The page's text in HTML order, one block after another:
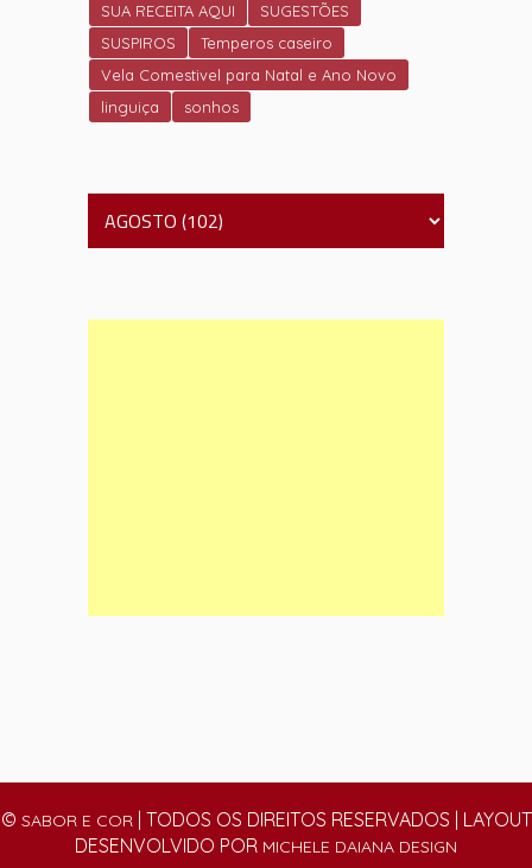
SUA RECEITA AQUI
SUGESTÕES
SUSPIROS
Temperos caseiro
Vela Comestivel para Natal e Ano Novo
linguiça
sonhos
© SABOR E COR| TODOS OS DIREITOS RESERVADOS | LAYOUT
DESENVOLVIDO POR MICHELE DAIANA DESIGN